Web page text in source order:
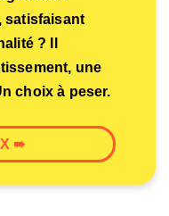
satisfaisant
? Il
une
choix à peser.
➠